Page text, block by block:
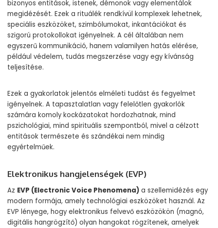
bizonyos entitások, istenek, démonok vagy elementálok
megidézését. Ezek a rituálék rendkívül komplexek lehetnek,
speciális eszközöket, szimbólumokat, inkantációkat és
szigorú protokollokat igényelnek. A cél általában nem
egyszerű kommunikáció, hanem valamilyen hatás elérése,
például védelem, tudás megszerzése vagy egy kívánság
teljesítése.
Ezek a gyakorlatok jelentős elméleti tudást és fegyelmet
igényelnek. A tapasztalatlan vagy felelőtlen gyakorlók
számára komoly kockázatokat hordozhatnak, mind
pszichológiai, mind spirituális szempontból, mivel a célzott
entitások természete és szándékai nem mindig
egyértelműek.
Elektronikus hangjelenségek (EVP)
Az EVP (Electronic Voice Phenomena) a szellemidézés egy
modern formája, amely technológiai eszközöket használ. Az
EVP lényege, hogy elektronikus felvevő eszközökön (magnó,
digitális hangrögzítő) olyan hangokat rögzítenek, amelyek